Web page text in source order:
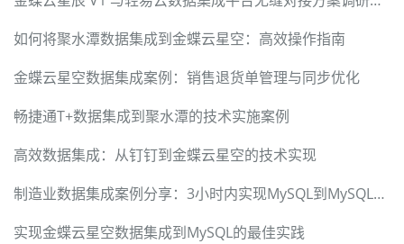
如何将聚水潭数据集成到金蝶云星空：高效操作指南
金蝶云星空数据集成案例：销售退货单管理与同步优化
畅捷通T+数据集成到聚水潭的技术实施案例
高效数据集成：从钉钉到金蝶云星空的技术实现
制造业数据集成案例分享：3小时内实现MySQL到MySQL数据对接
实现金蝶云星空数据集成到MySQL的最佳实践